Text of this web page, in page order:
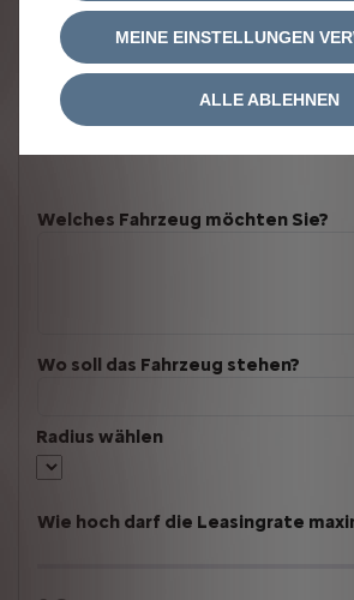
Welches Fahrzeug möchten Sie?
Wo soll das Fahrzeug stehen?
Radius wählen
Wie hoch darf die Leasingrate
MEINE EINSTELLUNGEN
ALLE ABLEHNEN